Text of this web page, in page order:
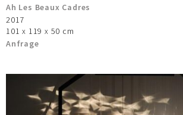
Ah Les Beaux Cadres
2017
101 x 119 x 50 cm
Anfrage